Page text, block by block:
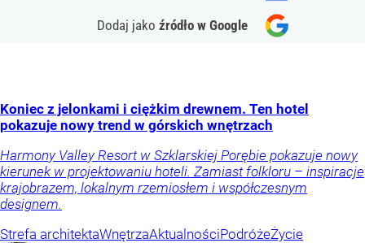
Dodaj jako źródło w Google
Koniec z jelonkami i ciężkim drewnem. Ten hotel
pokazuje nowy trend w górskich wnętrzach
Harmony Valley Resort w Szklarskiej Porębie pokazuje nowy
kierunek w projektowaniu hoteli. Zamiast folkloru – inspiracje
krajobrazem, lokalnym rzemiosłem i współczesnym
designem.
Strefa architektaWnętrzaAktualnościPodróżeŻycie